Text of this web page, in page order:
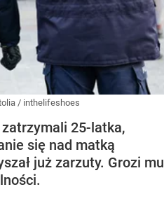
/ inthelifeshoes
25-latka,
się nad matką
już zarzuty. Grozi mu